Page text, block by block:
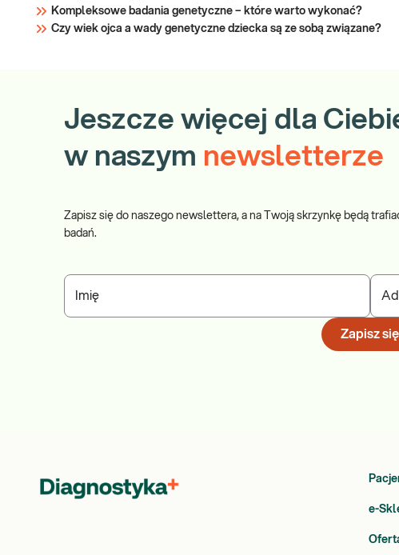
Kompleksowe badania genetyczne – które warto wykonać?
Czy wiek ojca a wady genetyczne dziecka są ze sobą związane?
Jeszcze więcej dla
w naszym newsletterze
Zapisz się do naszego newslettera, a na Twoją skrzynkę będą
badań.
Imię
Zapisz się
e-